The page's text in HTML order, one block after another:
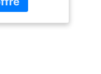
matières et
à la